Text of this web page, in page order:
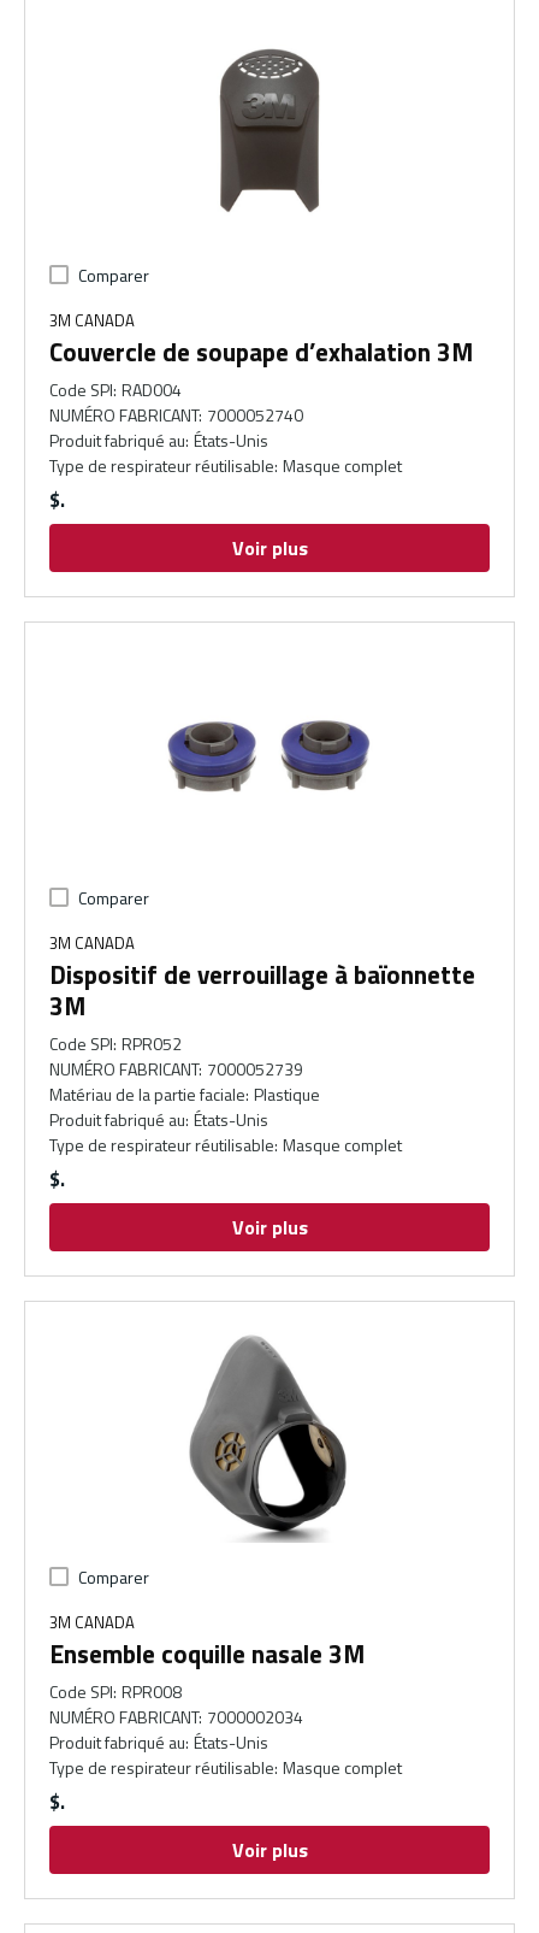
Comparer
3M CANADA
Couvercle de soupape d’exhalation 3M
Code SPI: RAD004
NUMÉRO FABRICANT: 7000052740
Produit fabriqué au: États-Unis
Type de respirateur réutilisable: Masque complet
$
Voir plus
Comparer
3M CANADA
Dispositif de verrouillage à baïonnette
3M
Code SPI: RPR052
NUMÉRO FABRICANT: 7000052739
Matériau de la partie faciale: Plastique
Produit fabriqué au: États-Unis
Type de respirateur réutilisable: Masque complet
$
Voir plus
Comparer
3M CANADA
Ensemble coquille nasale 3M
Code SPI: RPR008
NUMÉRO FABRICANT: 7000002034
Produit fabriqué au: États-Unis
Type de respirateur réutilisable: Masque complet
$
Voir plus